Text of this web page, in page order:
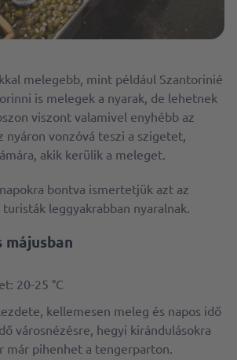
melegebb, mint például Szantorinié
is melegek a nyarak, de lehetnek
viszont valamivel enyhébb az
nyáron vonzóvá teszi a szigetet,
akik kerülik a meleget.
bontva ismertetjük azt az
leggyakrabban nyaralnak.
20-25 °C
kellemesen meleg és napos idő
városnézésre, hegyi kirándulásokra
már pihenhet a tengerparton.